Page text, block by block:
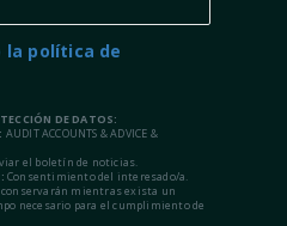
la política de
DE DATOS:
AUDIT ACCOUNTS & ADVICE &
el boletín de noticias.
Consentimiento del interesado/a.
conservarán mientras exista un
necesario para el cumplimiento de